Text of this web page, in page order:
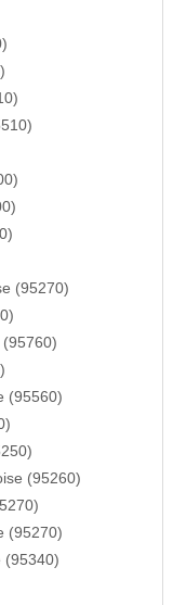
(95270)
(95760)
(95560)
(95260)
(95270)
(95340)